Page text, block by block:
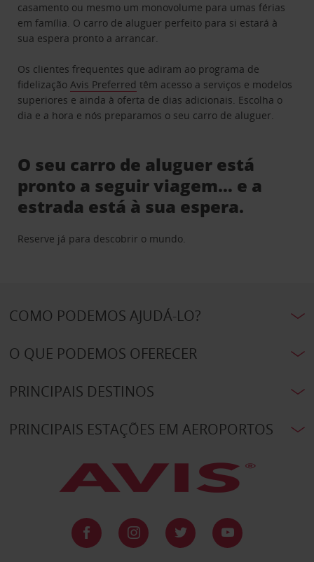
casamento ou mesmo um monovolume para umas férias
em família. O carro de aluguer perfeito para si estará à
sua espera pronto a arrancar.
Os clientes frequentes que adiram ao programa de
fidelizaçãoAvis Preferred têm acesso a serviços e modelos
superiores e ainda à oferta de dias adicionais. Escolha o
dia e a hora e nós preparamos o seu carro de aluguer.
O seu carro de aluguer está
pronto a seguir viagem… e a
estrada está à sua espera.
Reserve já para descobrir o mundo.
COMO PODEMOS AJUDÁ-LO?
O QUE PODEMOS OFERECER
PRINCIPAIS DESTINOS
PRINCIPAIS ESTAÇÕES EM AEROPORTOS